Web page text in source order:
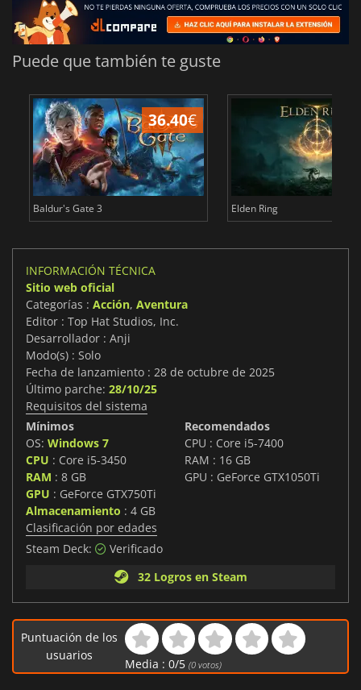
Puede que también te guste
36.40€
Baldur's Gate 3 Elden Ring
INFORMACIÓN TÉCNICA
Sitio web oficial
Categorías : Acción, Aventura
Editor : Top Hat Studios, Inc.
Desarrollador : Anji
Modo(s) : Solo
Fecha de lanzamiento : 28 de octubre de 2025
Último parche: 28/10/25
Requisitos del sistema
Mínimos
OS: Windows 7
CPU : Core i5-3450
RAM : 8 GB
GPU : GeForce GTX750Ti
Almacenamiento : 4 GB
Recomendados
CPU : Core i5-7400
RAM : 16 GB
GPU : GeForce GTX1050Ti
Clasificación por edades
Steam Deck:
Verificado
32 Logros en Steam
Puntuación de los
usuarios
Media : 0/5 (0votos)